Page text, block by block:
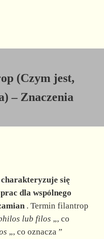
(Czym jest,
– Znaczenia
się
dla wspólnego
. Termin filantrop
lub filos „, co
„, co oznacza ”